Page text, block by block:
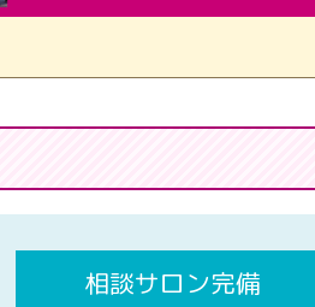
相談サロン完備